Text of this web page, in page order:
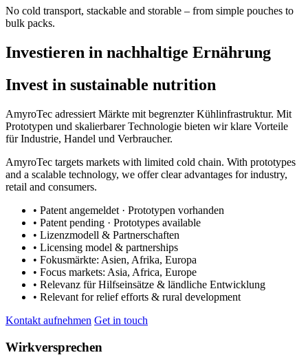
No cold transport, stackable and storable – from simple pouches to
bulk packs.
Investieren in nachhaltige Ernährung
Invest in sustainable nutrition
AmyroTec adressiert Märkte mit begrenzter Kühlinfrastruktur. Mit
Prototypen und skalierbarer Technologie bieten wir klare Vorteile
für Industrie, Handel und Verbraucher.
AmyroTec targets markets with limited cold chain. With prototypes
and a scalable technology, we offer clear advantages for industry,
retail and consumers.
• Patent angemeldet · Prototypen vorhanden
• Patent pending · Prototypes available
• Lizenzmodell & Partnerschaften
• Licensing model & partnerships
• Fokusmärkte: Asien, Afrika, Europa
• Focus markets: Asia, Africa, Europe
• Relevanz für Hilfseinsätze & ländliche Entwicklung
• Relevant for relief efforts & rural development
Kontakt aufnehmen Get in touch
Wirkversprechen